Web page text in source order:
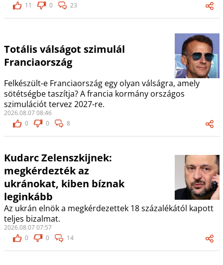
11
0 23
Totális válságot szimulál
Franciaország
Felkészült-e Franciaország egy olyan válságra, amely
sötétségbe taszítja? A francia kormány országos
szimulációt tervez 2027-re.
2026.08.07 08:46
0
0 8
Kudarc Zelenszkijnek:
megkérdezték az
ukránokat, kiben bíznak
leginkább
Az ukrán elnök a megkérdezettek 18 százalékától kapott
teljes bizalmat.
2026.08.07 07:57
0
0 14